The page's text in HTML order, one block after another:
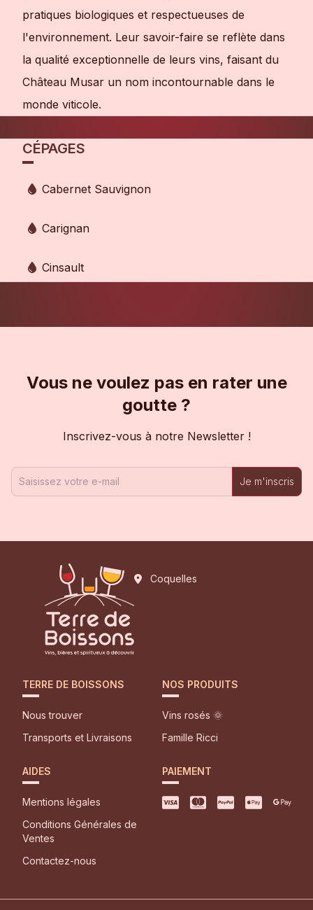
pratiques biologiques et respectueuses de
l'environnement. Leur savoir-faire se reflète dans
la qualité exceptionnelle de leurs vins, faisant du
Château Musar un nom incontournable dans le
monde viticole.
CÉPAGES
Cabernet Sauvignon
Carignan
Cinsault
Vous ne voulez pas en rater une
goutte ?
Inscrivez-vous à notre Newsletter !
Je m'inscris
Coquelles
TERRE DE BOISSONS
Nous trouver
Transports et Livraisons
NOS PRODUITS
Vins rosés 🌞
Famille Ricci
AIDES
Mentions légales
Conditions Générales de
Ventes
Contactez-nous
PAIEMENT